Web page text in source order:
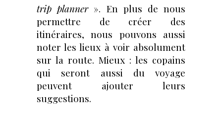
trip planner ». En plus de nous
permettre de créer des
itinéraires, nous pouvons aussi
noter les lieux à voir absolument
sur la route. Mieux : les copains
qui seront aussi du voyage
peuvent ajouter leurs
suggestions.